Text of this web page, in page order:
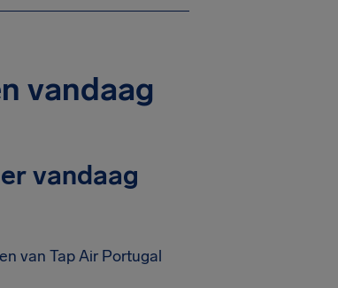
vandaag
vandaag
van Tap Air Portugal